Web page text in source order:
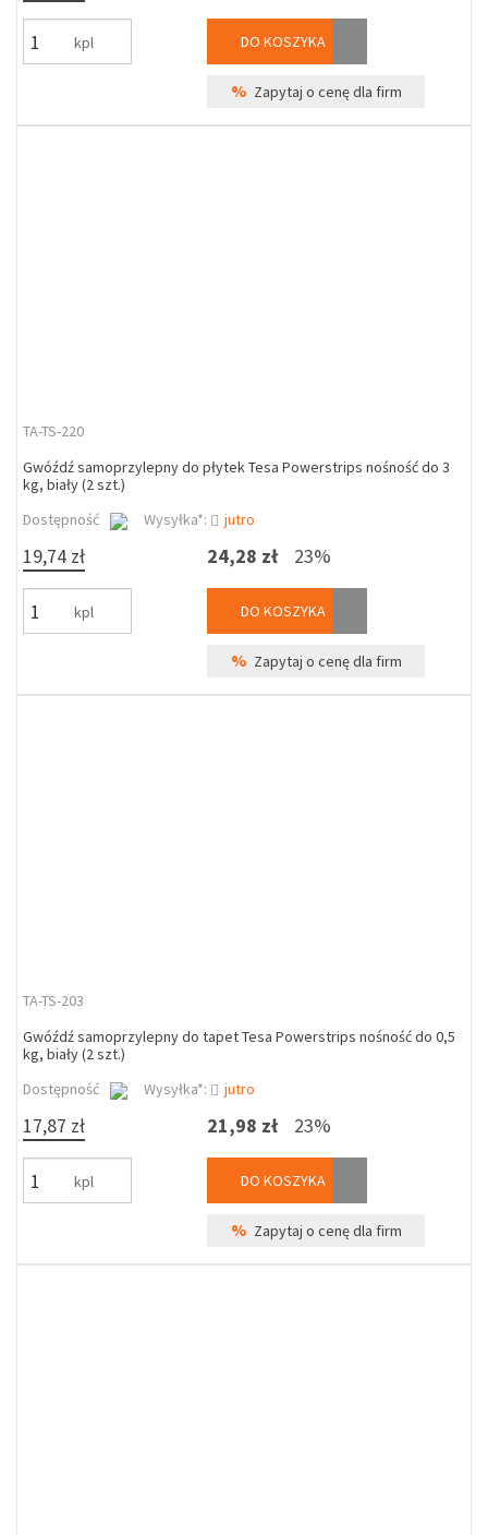
kpl DO KOSZYKA
% Zapytaj o cenę dla firm
TA-TS-220
Gwóźdź samoprzylepny do płytek Tesa Powerstrips nośność do 3
kg, biały (2 szt.)
Dostępność
Wysyłka*: jutro
19,74 zł
kpl
24,28 zł 23%
DO KOSZYKA
% Zapytaj o cenę dla firm
TA-TS-203
Gwóźdź samoprzylepny do tapet Tesa Powerstrips nośność do 0,5
kg, biały (2 szt.)
Dostępność
Wysyłka*: jutro
17,87 zł
kpl
21,98 zł 23%
DO KOSZYKA
% Zapytaj o cenę dla firm